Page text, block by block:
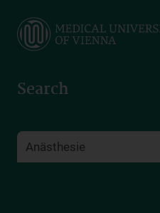
main
Search